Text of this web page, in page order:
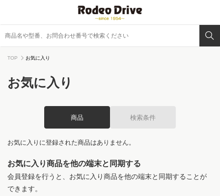
TOP お気に入り
お気に入り
商品 検索条件
お気に入りに登録された商品はありません。
お気に入り商品を他の端末と同期する
会員登録を行うと、お気に入り商品を他の端末と同期することが
できます。